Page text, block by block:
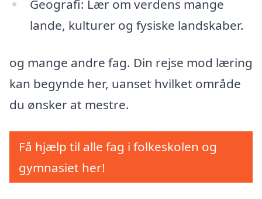
Geografi: Lær om verdens mange
lande, kulturer og fysiske landskaber.
og mange andre fag. Din rejse mod læring
kan begynde her, uanset hvilket område
du ønsker at mestre.
Få hjælp til alle fag i folkeskolen og
gymnasiet her!